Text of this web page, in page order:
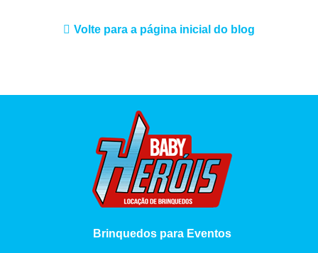
Volte para a página inicial do blog
Brinquedos para Eventos